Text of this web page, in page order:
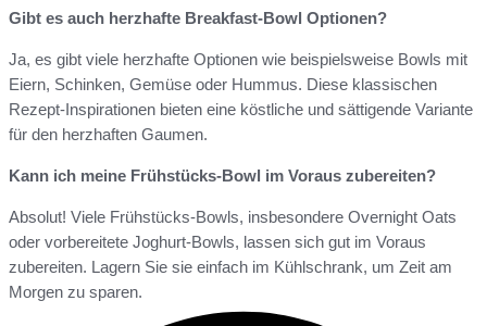
Gibt es auch herzhafte Breakfast-Bowl Optionen?
Ja, es gibt viele herzhafte Optionen wie beispielsweise Bowls mit
Eiern, Schinken, Gemüse oder Hummus. Diese klassischen
Rezept-Inspirationen bieten eine köstliche und sättigende Variante
für den herzhaften Gaumen.
Kann ich meine Frühstücks-Bowl im Voraus zubereiten?
Absolut! Viele Frühstücks-Bowls, insbesondere Overnight Oats
oder vorbereitete Joghurt-Bowls, lassen sich gut im Voraus
zubereiten. Lagern Sie sie einfach im Kühlschrank, um Zeit am
Morgen zu sparen.